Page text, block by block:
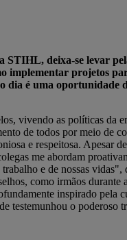
deixa-se levar
implementar projetos
dia é uma oportunidade
vivendo as políticas da
de todos por meio de
e respeitosa. Apesar
me abordam
e de nossas
como irmãos
inspirado
testemunhou o poderoso